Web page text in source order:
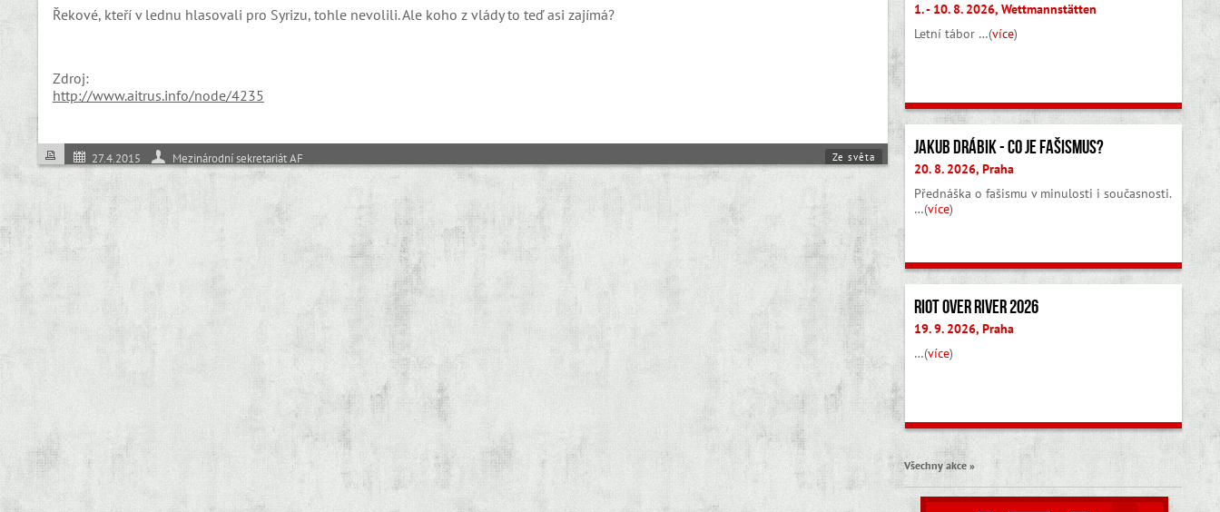
Řekové, kteří v lednu hlasovali pro Syrizu, tohle nevolili. Ale koho z vlády to teď asi zajímá?
Zdroj:
http://www.aitrus.info/node/4235
27.4.2015 Mezinárodní sekretariát AF Ze světa
1. - 10. 8. 2026, Wettmannstätten
Letní tábor …(více)
Jakub Drábik - Co je fašismus?
20. 8. 2026, Praha
Přednáška o fašismu v minulosti i současnosti.
…(více)
Riot Over River 2026
19. 9. 2026, Praha
…(více)
Všechny akce »